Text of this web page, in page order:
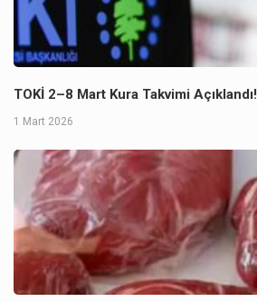
TOKİ 2–8 Mart Kura Takvimi Açıklandı!
1 Mart 2026